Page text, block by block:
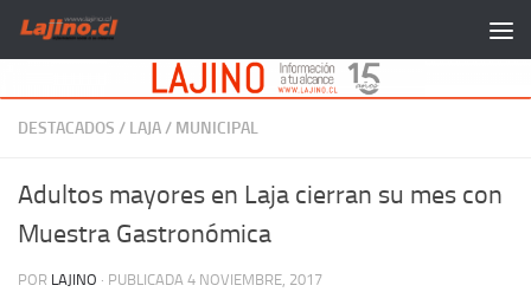
Saltar al contenido
DESTACADOS / LAJA/ MUNICIPAL
Adultos mayores en Laja cierran su mes con
Muestra Gastronómica
POR LAJINO · PUBLICADA 4 NOVIEMBRE, 2017